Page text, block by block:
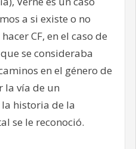
a si existe o no
CF, en el caso de
se consideraba
en el género de
la vía de un
historia de la
se le reconoció.